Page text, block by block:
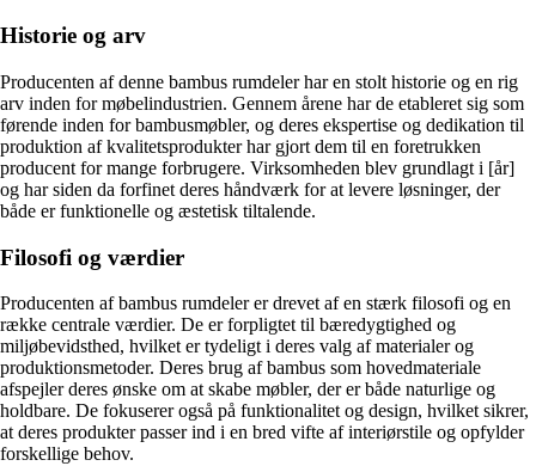
Historie og arv
Producenten af denne bambus rumdeler har en stolt historie og en rig
arv inden for møbelindustrien. Gennem årene har de etableret sig som
førende inden for bambusmøbler, og deres ekspertise og dedikation til
produktion af kvalitetsprodukter har gjort dem til en foretrukken
producent for mange forbrugere. Virksomheden blev grundlagt i [år]
og har siden da forfinet deres håndværk for at levere løsninger, der
både er funktionelle og æstetisk tiltalende.
Filosofi og værdier
Producenten af bambus rumdeler er drevet af en stærk filosofi og en
række centrale værdier. De er forpligtet til bæredygtighed og
miljøbevidsthed, hvilket er tydeligt i deres valg af materialer og
produktionsmetoder. Deres brug af bambus som hovedmateriale
afspejler deres ønske om at skabe møbler, der er både naturlige og
holdbare. De fokuserer også på funktionalitet og design, hvilket sikrer,
at deres produkter passer ind i en bred vifte af interiørstile og opfylder
forskellige behov.